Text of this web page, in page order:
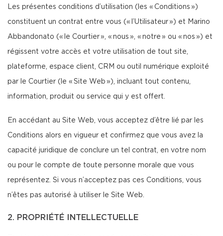
Les présentes conditions d’utilisation (les « Conditions »)
constituent un contrat entre vous (« l’Utilisateur ») et Marino
Abbandonato (« le Courtier », « nous », « notre » ou « nos ») et
régissent votre accès et votre utilisation de tout site,
plateforme, espace client, CRM ou outil numérique exploité
par le Courtier (le « Site Web »), incluant tout contenu,
information, produit ou service qui y est offert.
En accédant au Site Web, vous acceptez d’être lié par les
Conditions alors en vigueur et confirmez que vous avez la
capacité juridique de conclure un tel contrat, en votre nom
ou pour le compte de toute personne morale que vous
représentez. Si vous n’acceptez pas ces Conditions, vous
n’êtes pas autorisé à utiliser le Site Web.
2. PROPRIÉTÉ INTELLECTUELLE